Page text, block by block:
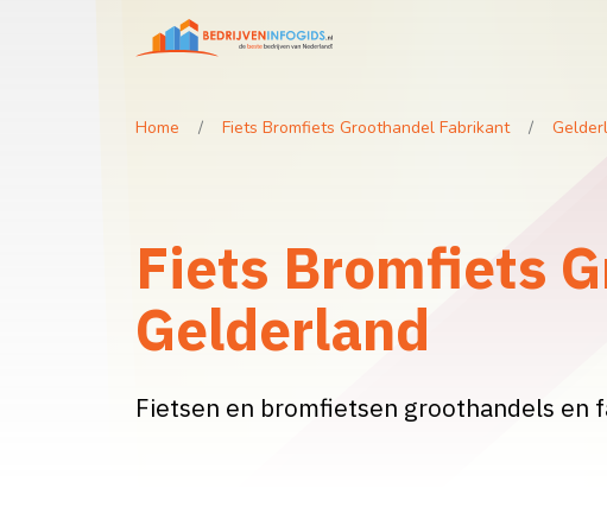
Home Fiets Bromfiets Groothandel Fabrikant
Fiets Bromfiets
Gelderland
Fietsen en bromfietsen groothandels en